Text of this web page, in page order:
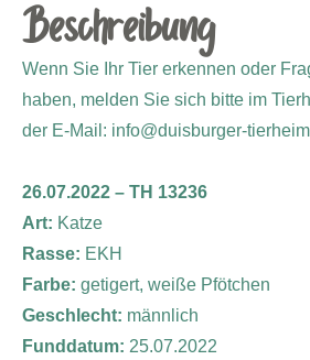
Beschreibung
Wenn Sie Ihr Tier erkennen oder
haben, melden Sie sich bitte im
der E-Mail: info@duisburger-
26.07.2022 – TH 13236
Art: Katze
Rasse: EKH
Farbe: getigert, weiße Pfötchen
Geschlecht: männlich
Funddatum: 25.07.2022